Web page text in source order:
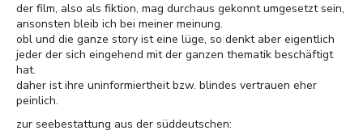
der film, also als fiktion, mag durchaus gekonnt umgesetzt sein,
ansonsten bleib ich bei meiner meinung.
obl und die ganze story ist eine lüge, so denkt aber eigentlich
jeder der sich eingehend mit der ganzen thematik beschäftigt
hat.
daher ist ihre uninformiertheit bzw. blindes vertrauen eher
peinlich.
zur seebestattung aus der süddeutschen: